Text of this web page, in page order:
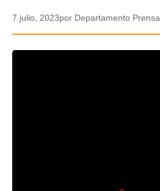
7 julio, 2023por Departamento Prensa